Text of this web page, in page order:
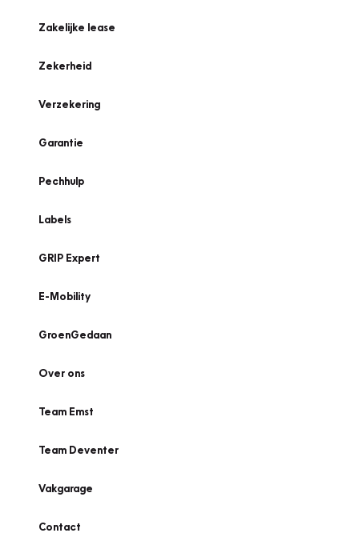
Zakelijke lease
Zekerheid
Verzekering
Garantie
Pechhulp
Labels
GRIP Expert
E-Mobility
GroenGedaan
Over ons
Team Emst
Team Deventer
Vakgarage
Contact